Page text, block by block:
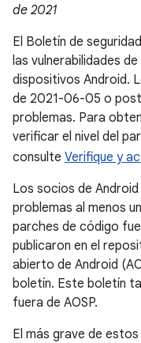
de 2021
El Boletín de
las vulnerabilidades
dispositivos Android.
de 2021-06-05 o
problemas. Para
verificar el nivel del
consulte Verifique y
Los socios de
problemas al menos
parches de código
publicaron en el
abierto de Android
boletín. Este boletín
fuera de AOSP.
El más grave de